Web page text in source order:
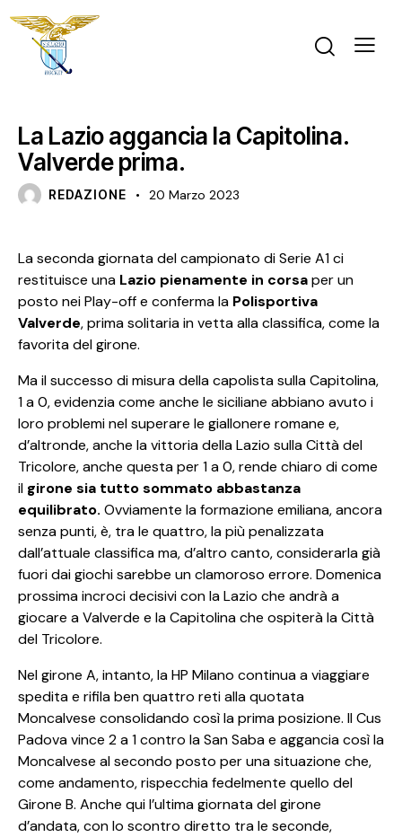
La Lazio aggancia la Capitolina.
Valverde prima.
REDAZIONE 20 Marzo 2023
La seconda giornata del campionato di Serie A1 ci
restituisce una Lazio pienamente in corsaper un
posto nei Play-off e conferma la Polisportiva
Valverde, prima solitaria in vetta alla classifica, come la
favorita del girone.
Ma il successo di misura della capolista sulla Capitolina,
1 a 0, evidenzia come anche le siciliane abbiano avuto i
loro problemi nel superare le giallonere romane e,
d’altronde, anche la vittoria della Lazio sulla Città del
Tricolore, anche questa per 1 a 0, rende chiaro di come
il girone sia tutto sommato abbastanza
equilibrato. Ovviamente la formazione emiliana, ancora
senza punti, è, tra le quattro, la più penalizzata
dall’attuale classifica ma, d’altro canto, considerarla già
fuori dai giochi sarebbe un clamoroso errore. Domenica
prossima incroci decisivi con la Lazio che andrà a
giocare a Valverde e la Capitolina che ospiterà la Città
del Tricolore.
Nel girone A, intanto, la HP Milano continua a viaggiare
spedita e rifila ben quattro reti alla quotata
Moncalvese consolidando così la prima posizione. Il Cus
Padova vince 2 a 1 contro la San Saba e aggancia così la
Moncalvese al secondo posto per una situazione che,
come andamento, rispecchia fedelmente quello del
Girone B. Anche qui l’ultima giornata del girone
d’andata, con lo scontro diretto tra le seconde,